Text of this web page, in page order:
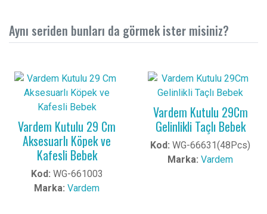
Aynı seriden bunları da görmek ister misiniz?
Vardem Kutulu 29 Cm
Aksesuarlı Köpek ve
Kafesli Bebek
Kod: WG-661003
Marka: Vardem
Vardem Kutulu 29Cm
Gelinlikli Taçlı Bebek
Kod: WG-66631(48Pcs)
Marka: Vardem